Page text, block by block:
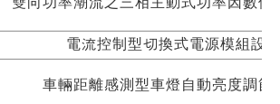
電流控制型切換式電源模組設
車輛距離感測型車燈自動亮度調節